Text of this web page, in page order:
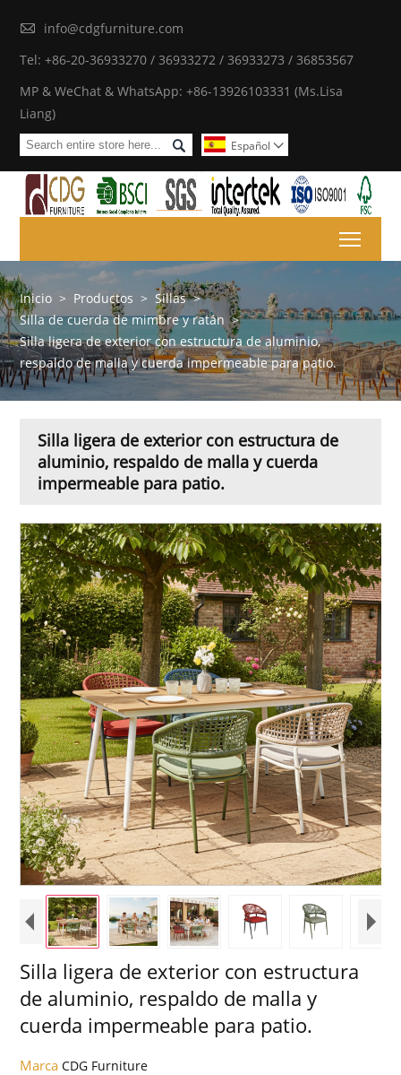

info@cdgfurniture.com
Tel: +86-20-36933270 / 36933272 / 36933273 / 36853567
MP & WeChat & WhatsApp: +86-13926103331 (Ms.Lisa
Liang)
 Español 
Inicio > Productos > Sillas >
Silla de cuerda de mimbre y ratán >
Silla ligera de exterior con estructura de aluminio,
respaldo de malla y cuerda impermeable para patio.
Silla ligera de exterior con estructura de
aluminio, respaldo de malla y cuerda
impermeable para patio.
Silla ligera de exterior con estructura
de aluminio, respaldo de malla y
cuerda impermeable para patio.
MarcaCDG Furniture